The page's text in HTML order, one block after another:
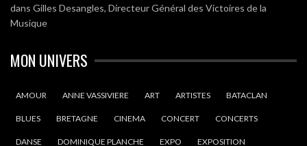
dans Gilles Desangles, Directeur Général des Victoires de la
Musique
MON UNIVERS
AMOUR ANNE VASSIVIERE ART ARTISTES BATACLAN
BLUES BRETAGNE CINEMA CONCERT CONCERTS
DANSE DOMINIQUE PLANCHE EXPO EXPOSITION